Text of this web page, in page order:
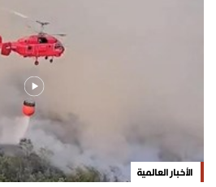
الأخبار العالمية